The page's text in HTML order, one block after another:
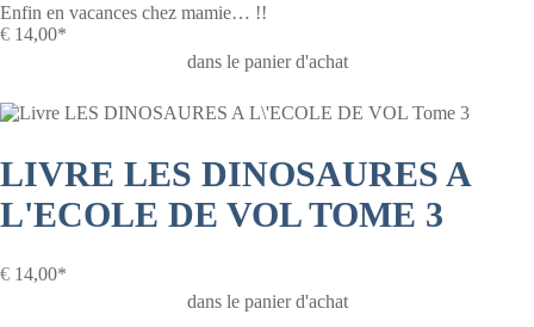
Enfin en vacances chez mamie… !!
€ 14,00*
dans le panier d'achat
LIVRE LES DINOSAURES A
L'ECOLE DE VOL TOME 3
€ 14,00*
dans le panier d'achat